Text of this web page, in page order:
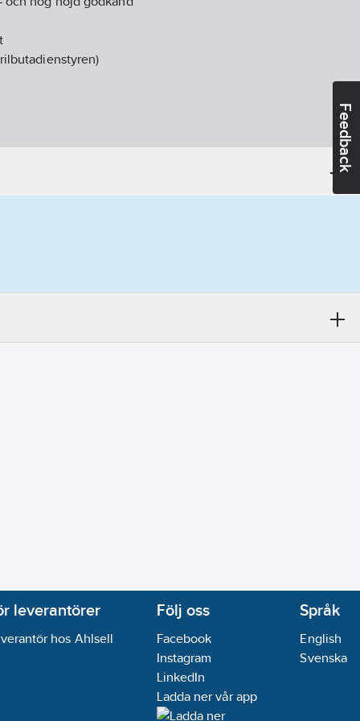
Feedback
leverantörer
hos Ahlsell
Följ oss
Facebook
Instagram
LinkedIn
Ladda ner vår app
Språk
English
Svenska